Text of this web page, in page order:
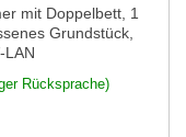
mit Doppelbett, 1
Grundstück,
LAN
Rücksprache)